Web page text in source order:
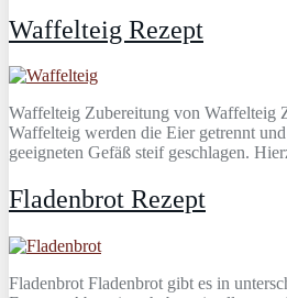
Waffelteig Rezept
Waffelteig Zubereitung von Waffelteig
Waffelteig werden die Eier getrennt
geeigneten Gefäß steif geschlagen.
Fladenbrot Rezept
Fladenbrot Fladenbrot gibt es in